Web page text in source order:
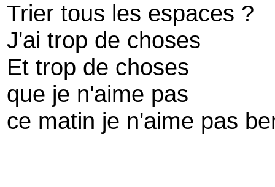
Trier tous les espaces ?
J'ai trop de choses
Et trop de choses
que je n'aime pas
ce matin je n'aime pas